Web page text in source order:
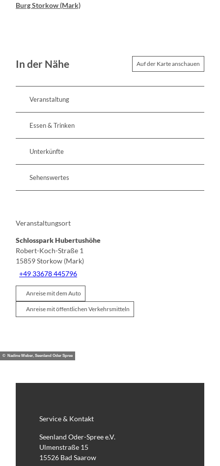
Burg Storkow (Mark)
In der Nähe Auf der Karte anschauen
Veranstaltung
Essen & Trinken
Unterkünfte
Sehenswertes
Veranstaltungsort
Schlosspark Hubertushöhe
Robert-Koch-Straße 1
15859Storkow (Mark)
+49 33678 445796
Anreise mit dem Auto
Anreise mit öffentlichen Verkehrsmitteln
© Nadine Weber, Seenland Oder Spree
Service & Kontakt
Seenland Oder-Spree e.V.
Ulmenstraße 15
15526 Bad Saarow